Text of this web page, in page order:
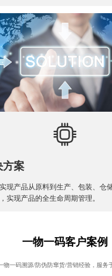
方案
现产品从原料到生产、包装、仓
实现产品的全生命周期管理。
一物一码客户案例
物一码溯源/防伪防窜货/营销经验，服务